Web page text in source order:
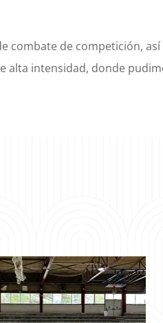
combate de competición,
alta intensidad, donde